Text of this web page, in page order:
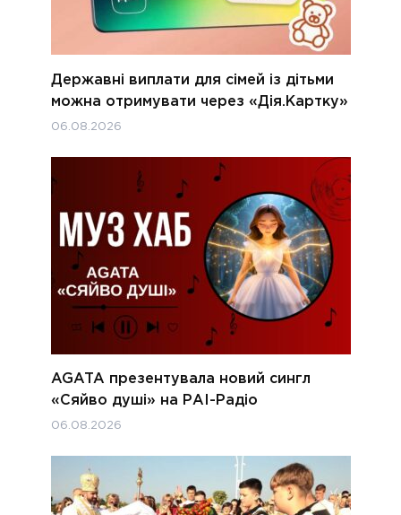
Державні виплати для сімей із дітьми
можна отримувати через «Дія.Картку»
06.08.2026
AGATA презентувала новий сингл
«Сяйво душі» на РАІ-Радіо
06.08.2026